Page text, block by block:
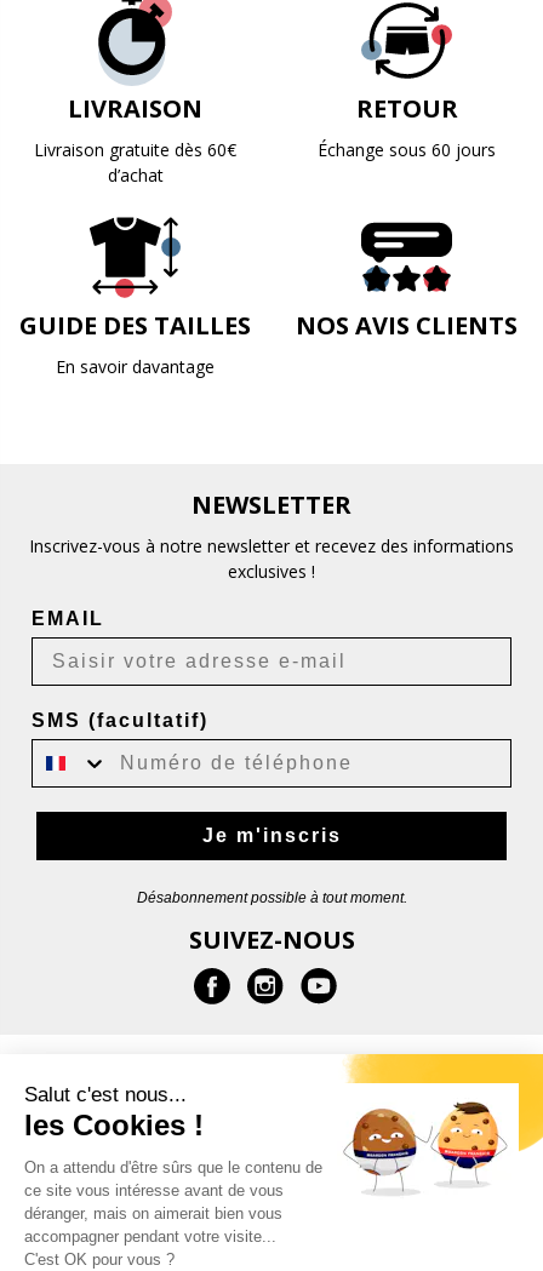
LIVRAISON
Livraison gratuite dès 60€
d’achat
RETOUR
Échange sous 60 jours
GUIDE DES TAILLES
En savoir davantage
NOS AVIS CLIENTS
NEWSLETTER
Inscrivez-vous à notre newsletter et recevez des informations
exclusives !
EMAIL
SMS (facultatif)
Je m'inscris
Désabonnement possible à tout moment.
SUIVEZ-NOUS
AIDE
CONTACT
Salut c'est nous...
les Cookies !
On a attendu d'être sûrs que le contenu de
ce site vous intéresse avant de vous
déranger, mais on aimerait bien vous
accompagner pendant votre visite...
C'est OK pour vous ?